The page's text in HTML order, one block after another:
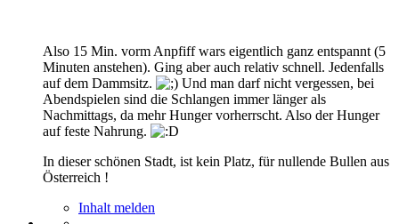
Also 15 Min. vorm Anpfiff wars eigentlich ganz entspannt (5
Minuten anstehen). Ging aber auch relativ schnell. Jedenfalls
auf dem Dammsitz.
Und man darf nicht vergessen, bei
Abendspielen sind die Schlangen immer länger als
Nachmittags, da mehr Hunger vorherrscht. Also der Hunger
auf feste Nahrung.
In dieser schönen Stadt, ist kein Platz, für nullende Bullen aus
Österreich !
Inhalt melden